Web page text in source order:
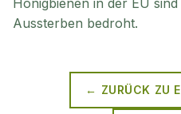
Honigbienen in der EU
Aussterben bedroht.
← ZURÜCK ZU